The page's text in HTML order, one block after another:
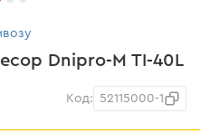
Dnipro-M TI-40L
Код: 52115000-1